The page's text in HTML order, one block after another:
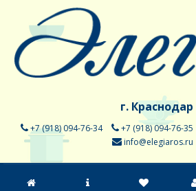
г. Краснодар
+7 (918) 094-76-34 +7 (918) 094-76-35
info@elegiaros.ru